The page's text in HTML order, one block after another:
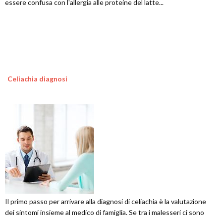
essere confusa con l'allergia alle proteine del latte...
Celiachia diagnosi
Il primo passo per arrivare alla diagnosi di celiachia è la valutazione
dei sintomi insieme al medico di famiglia. Se tra i malesseri ci sono